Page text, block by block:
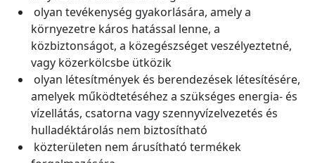
olyan tevékenység gyakorlására, amely a
környezetre káros hatással lenne, a
közbiztonságot, a közegészséget veszélyeztetné,
vagy közerkölcsbe ütközik
olyan létesítmények és berendezések létesítésére,
amelyek működtetéséhez a szükséges energia- és
vízellátás, csatorna vagy szennyvízelvezetés és
hulladéktárolás nem biztosítható
közterületen nem árusítható termékek